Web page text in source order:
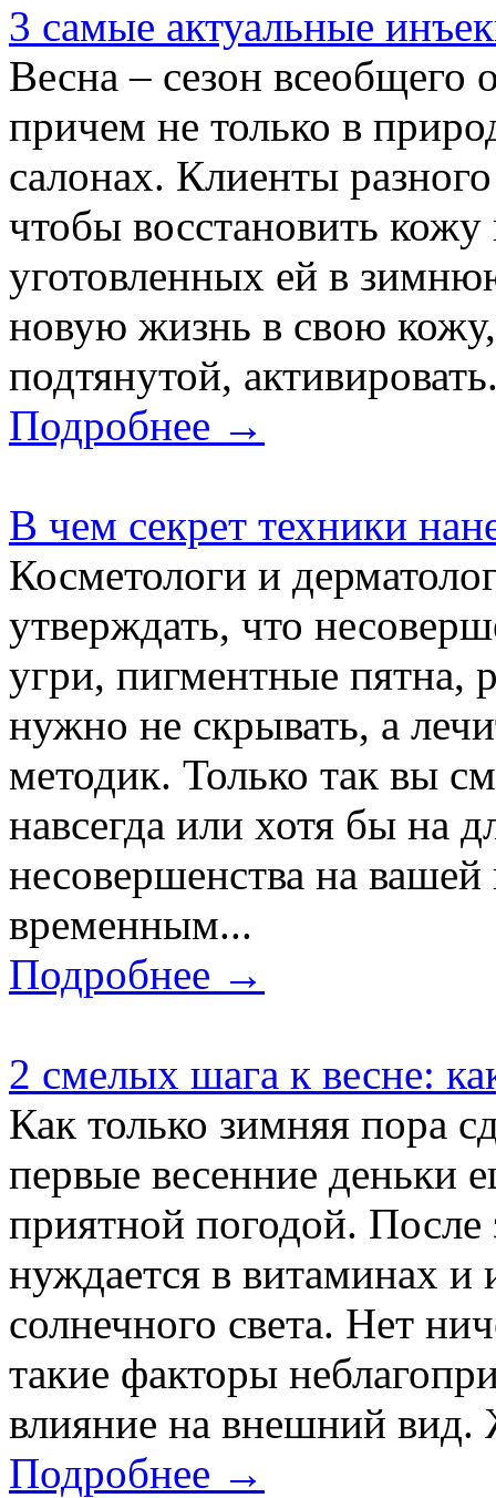
3 самые актуальные
Весна – сезон всеобщего
причем не только в
салонах. Клиенты
чтобы восстановить
уготовленных ей в
новую жизнь в свою кожу,
подтянутой,
Подробнее →
В чем секрет техники
Косметологи и
утверждать, что
угри, пигментные пятна,
нужно не скрывать, а
методик. Только так вы
навсегда или хотя бы на
несовершенства на
временным...
Подробнее →
2 смелых шага к весне:
Как только зимняя пора
первые весенние деньки
приятной погодой.
нуждается в витаминах и
солнечного света. Нет
такие факторы
влияние на внешний
Подробнее →